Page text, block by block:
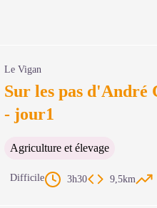
Le Vigan
Sur les pas d'André
- jour1
Agriculture et élevage
Difficile 3h30 9,5km